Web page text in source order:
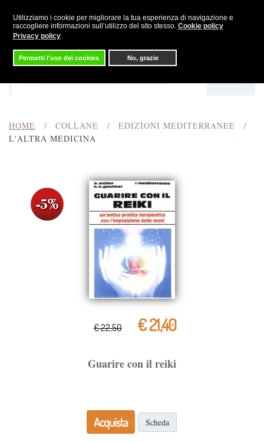
Utilizziamo i cookie per migliorare la tua esperienza di navigazione e
raccogliere informazioni sull’utilizzo del sito stesso. Cookie policy
Privacy policy
Permetti l'uso dei cookies No, grazie
Skip to main content
HOME COLLANE
EDIZIONI MEDITERRANEE
L'ALTRA MEDICINA
€ 22,50 € 21,40
Guarire con il reiki
Acquista Scheda